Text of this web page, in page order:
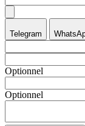
Telegram
Optionnel
Optionnel